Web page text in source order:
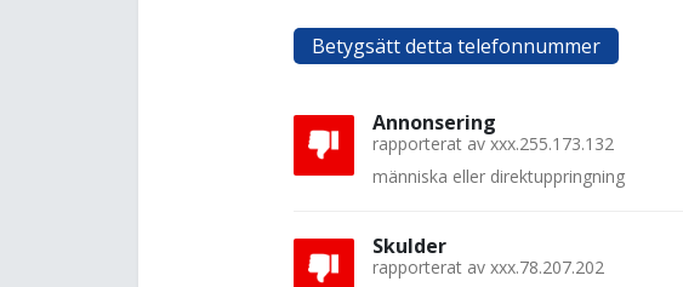
Betygsätt detta telefonnummer
Annonsering
rapporterat av xxx.255.173.132
människa eller direktuppringning
Skulder
rapporterat av xxx.78.207.202